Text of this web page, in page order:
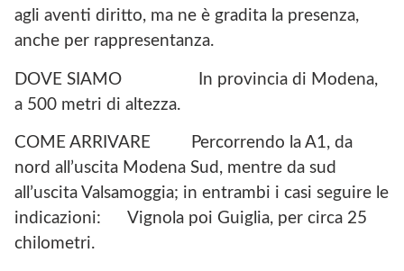
agli aventi diritto, ma ne è gradita la presenza,
anche per rappresentanza.
DOVE SIAMO In provincia di Modena,
a 500 metri di altezza.
COME ARRIVARE Percorrendo la A1, da
nord all’uscita Modena Sud, mentre da sud
all’uscita Valsamoggia; in entrambi i casi seguire le
indicazioni: Vignola poi Guiglia, per circa 25
chilometri.